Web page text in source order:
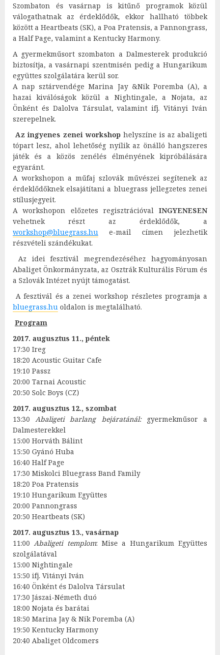
Szombaton és vasárnap is kitűnő programok közül
válogathatnak az érdeklődők, ekkor hallható többek
között a Heartbeats (SK), a Poa Pratensis, a Pannongrass,
a Half Page, valamint a Kentucky Harmony.
A gyermekműsort szombaton a Dalmesterek produkció
biztosítja, a vasárnapi szentmisén pedig a Hungarikum
együttes szolgálatára kerül sor.
A nap sztárvendége Marina Jay &Nik Poremba (A), a
hazai kiválóságok közül a Nightingale, a Nojata, az
Önként és Dalolva Társulat, valamint ifj. Vitányi Iván
szerepelnek.
Az ingyenes zenei workshop helyszíne is az abaligeti
tópart lesz, ahol lehetőség nyílik az önálló hangszeres
játék és a közös zenélés élményének kipróbálására
egyaránt.
A workshopon a műfaj szlovák művészei segítenek az
érdeklődőknek elsajátítani a bluegrass jellegzetes zenei
stílusjegyeit.
A workshopon előzetes regisztrációval INGYENESEN
vehetnek részt az érdeklődők, a
workshop@bluegrass.hu e-mail címen jelezhetik
részvételi szándékukat.
Az idei fesztivál megrendezéséhez hagyományosan
Abaliget Önkormányzata, az Osztrák Kulturális Fórum és
a Szlovák Intézet nyújt támogatást.
A fesztivál és a zenei workshop részletes programja a
bluegrass.hu oldalon is megtalálható.
Program
2017. augusztus 11., péntek
17:30 Ireg
18:20 Acoustic Guitar Cafe
19:10 Passz
20:00 Tarnai Acoustic
20:50 Solc Boys (CZ)
2017. augusztus 12., szombat
13:30Abaligeti barlang bejáratánál:gyermekműsor a
Dalmesterekkel
15:00 Horváth Bálint
15:50 Gyánó Huba
16:40 Half Page
17:30 Miskolci Bluegrass Band Family
18:20 Poa Pratensis
19:10 Hungarikum Együttes
20:00 Pannongrass
20:50 Heartbeats (SK)
2017. augusztus 13., vasárnap
11:00Abaligeti templom: Mise a Hungarikum Együttes
szolgálatával
15:00 Nightingale
15:50 ifj. Vitányi Iván
16:40 Önként és Dalolva Társulat
17:30 Jászai-Németh duó
18:00 Nojata és barátai
18:50 Marina Jay & Nik Poremba (A)
19:50 Kentucky Harmony
20:40 Abaliget Oldcomers